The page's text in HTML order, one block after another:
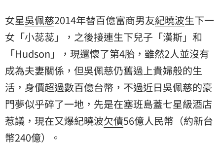
女星吳佩慈2014年替百億富商男友紀曉波生下一
女「小蕊蕊」，之後接連生下兒子「漢斯」和
「Hudson」，現還懷了第4胎，雖然2人並沒有
成為夫妻關係，但吳佩慈仍舊過上貴婦般的生
活，身價超過數百億台幣，不過近日吳佩慈的豪
門夢似乎碎了一地，先是在塞班島蓋七星級酒店
惹議，現在又爆紀曉波欠債56億人民幣（約新台
幣240億）。